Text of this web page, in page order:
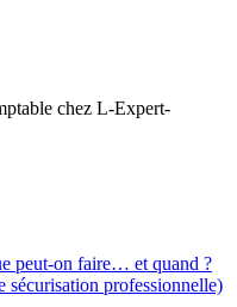
chez L-Expert-
peut-on faire… et quand ?
sécurisation professionnelle)